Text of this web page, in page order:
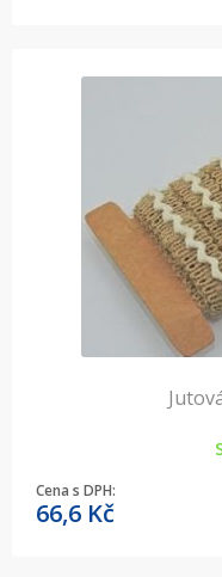
Cena s DPH:
66,6 Kč